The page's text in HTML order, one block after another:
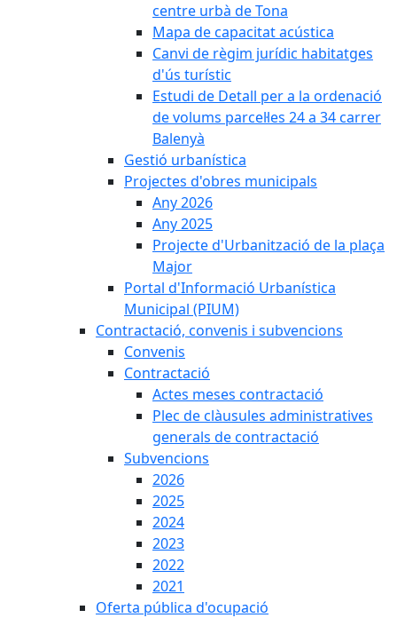
centre urbà de Tona
Mapa de capacitat acústica
Canvi de règim jurídic habitatges
d'ús turístic
Estudi de Detall per a la ordenació
de volums parcel·les 24 a 34 carrer
Balenyà
Gestió urbanística
Projectes d'obres municipals
Any 2026
Any 2025
Projecte d'Urbanització de la plaça
Major
Portal d'Informació Urbanística
Municipal (PIUM)
Contractació, convenis i subvencions
Convenis
Contractació
Actes meses contractació
Plec de clàusules administratives
generals de contractació
Subvencions
2026
2025
2024
2023
2022
2021
Oferta pública d'ocupació